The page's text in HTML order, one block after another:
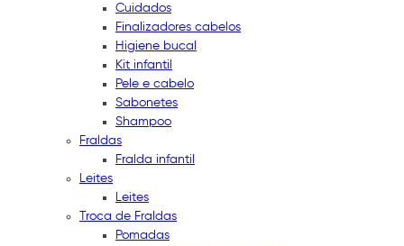
Cuidados
Finalizadores cabelos
Higiene bucal
Kit infantil
Pele e cabelo
Sabonetes
Shampoo
Fraldas
Fralda infantil
Leites
Leites
Troca de Fraldas
Pomadas